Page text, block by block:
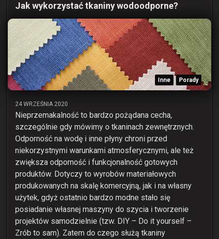
Jak wykorzystać tkaniny wodoodporne?
Inne Porady
24 WRZEŚNIA 2020
Nieprzemakalność to bardzo pożądana cecha,
szczególnie gdy mówimy o tkaninach zewnętrznych.
Odporność na wodę i inne płyny chroni przed
niekorzystnymi warunkami atmosferycznymi, ale też
zwiększa odporność i funkcjonalność gotowych
produktów. Dotyczy to wyrobów materiałowych
produkowanych na skalę komercyjną, jak i na własny
użytek, gdyż ostatnio bardzo modne stało się
posiadanie własnej maszyny do szycia i tworzenie
projektów samodzielnie (tzw. DIY – Do it yourself –
Zrób to sam). Zatem do czego służą tkaniny